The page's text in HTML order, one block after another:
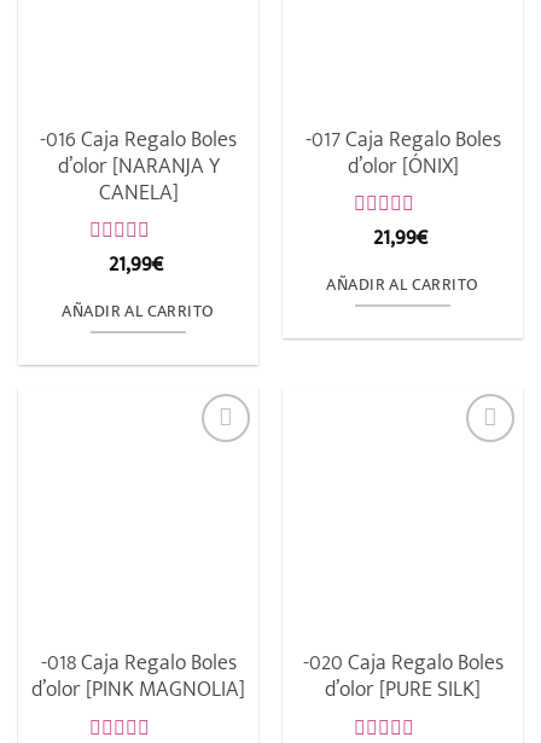
-016 Caja Regalo Boles
d’olor [NARANJA Y
CANELA]
Valorado
de
5
21,99€
AÑADIR AL CARRITO
-017 Caja Regalo Boles
d’olor [ÓNIX]
Valorado
de
5
21,99€
AÑADIR AL CARRITO
-018 Caja Regalo Boles
d’olor [PINK MAGNOLIA]
-020 Caja Regalo Boles
d’olor [PURE SILK]